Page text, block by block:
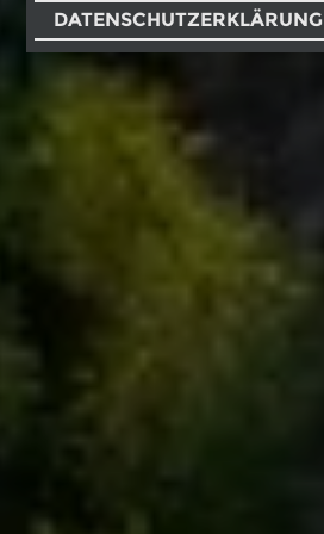
DATENSCHUTZERKLÄRUNG